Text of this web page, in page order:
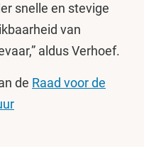
snelle en stevige
van
aldus Verhoef.
de Raad voor de